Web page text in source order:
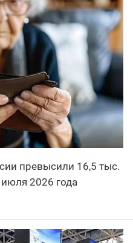
превысили 16,5 тыс.
2026 года